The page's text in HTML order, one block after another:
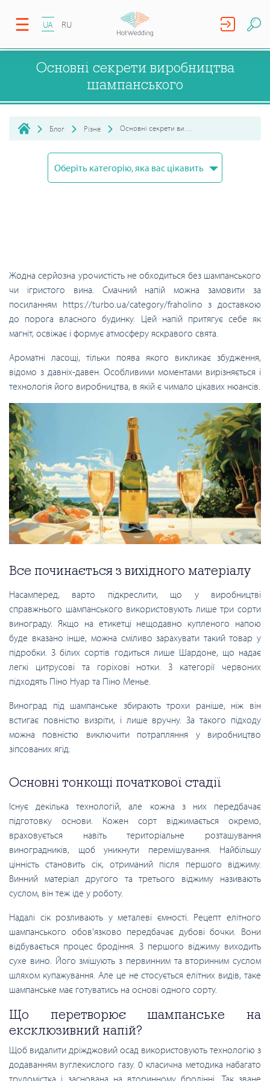
UA RU
Основні секрети виробництва
шампанського
Блог Різне
Жодна серйозна урочистість не обходиться без шампанського
чи ігристого вина. Смачний напій можна замовити за
посиланням https://turbo.ua/category/fraholino з доставкою
до порога власного будинку. Цей напій притягує себе як
магніт, освіжає і формує атмосферу яскравого свята.
Ароматні ласощі, тільки поява якого викликає збудження,
відомо з давніх-давен. Особливими моментами вирізняється і
технологія його виробництва, в якій є чимало цікавих нюансів.
Все починається з вихідного матеріалу
Насамперед, варто підкреслити, що у виробництві
справжнього шампанського використовують лише три сорти
винограду. Якщо на етикетці нещодавно купленого напою
буде вказано інше, можна сміливо зарахувати такий товар у
підробки. З білих сортів годиться лише Шардоне, що надає
легкі цитрусові та горіхові нотки. З категорії червоних
підходять Піно Нуар та Піно Менье.
Виноград під шампанське збирають трохи раніше, ніж він
встигає повністю визріти, і лише вручну. За такого підходу
можна повністю виключити потрапляння у виробництво
зіпсованих ягід.
Основні тонкощі початкової стадії
Існує декілька технологій, але кожна з них передбачає
підготовку основи. Кожен сорт віджимається окремо,
враховується навіть територіальне розташування
виноградників, щоб уникнути перемішування. Найбільшу
цінність становить сік, отриманий після першого віджиму.
Винний матеріал другого та третього віджиму називають
суслом, він теж іде у роботу.
Надалі сік розливають у металеві ємності. Рецепт елітного
шампанського обов'язково передбачає дубові бочки. Вони
відбувається процес бродіння. З першого віджиму виходить
сухе вино. Його змішують з первинним та вторинним суслом
шляхом купажування. Але це не стосується елітних видів, таке
шампанське має готуватись на основі одного сорту.
Що перетворює шампанське на
ексклюзивний напій?
Щоб видалити дріжджовий осад використовують технологію з
додаванням вуглекислого газу. 0 класична методика набагато
Оберіть категорію, яка вас цікавить